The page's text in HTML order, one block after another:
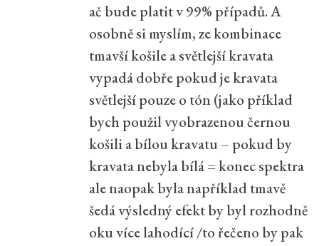
ač bude platit v 99% případů. A
osobně si myslím, ze kombinace
tmavší košile a světlejší kravata
vypadá dobře pokud je kravata
světlejší pouze o tón (jako příklad
bych použil vyobrazenou černou
košili a bílou kravatu – pokud by
kravata nebyla bílá = konec spektra
ale naopak byla například tmavě
šedá výsledný efekt by byl rozhodně
oku více lahodící /to řečeno by pak